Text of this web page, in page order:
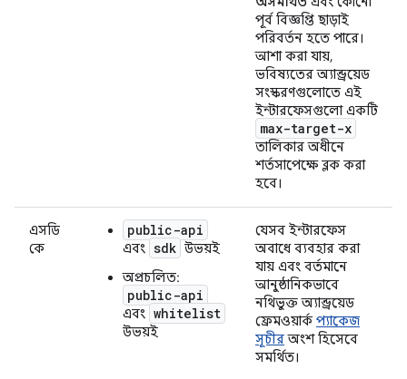
পূর্ব বিজ্ঞপ্তি ছাড়াই
পরিবর্তন হতে পারে।
আশা করা যায়,
ভবিষ্যতের অ্যান্ড্রয়েড
সংস্করণগুলোতে এই
ইন্টারফেসগুলো একটি
max-target-x
তালিকার অধীনে
শর্তসাপেক্ষে ব্লক করা
হবে।
এসডি
কে
public-api
এবং sdk উভয়ই
অপ্রচলিত:
public-api
এবং whitelist
উভয়ই
যেসব ইন্টারফেস
অবাধে ব্যবহার করা
যায় এবং বর্তমানে
আনুষ্ঠানিকভাবে
নথিভুক্ত অ্যান্ড্রয়েড
ফ্রেমওয়ার্ক প্যাকেজ
সূচীরঅংশ হিসেবে
সমর্থিত।